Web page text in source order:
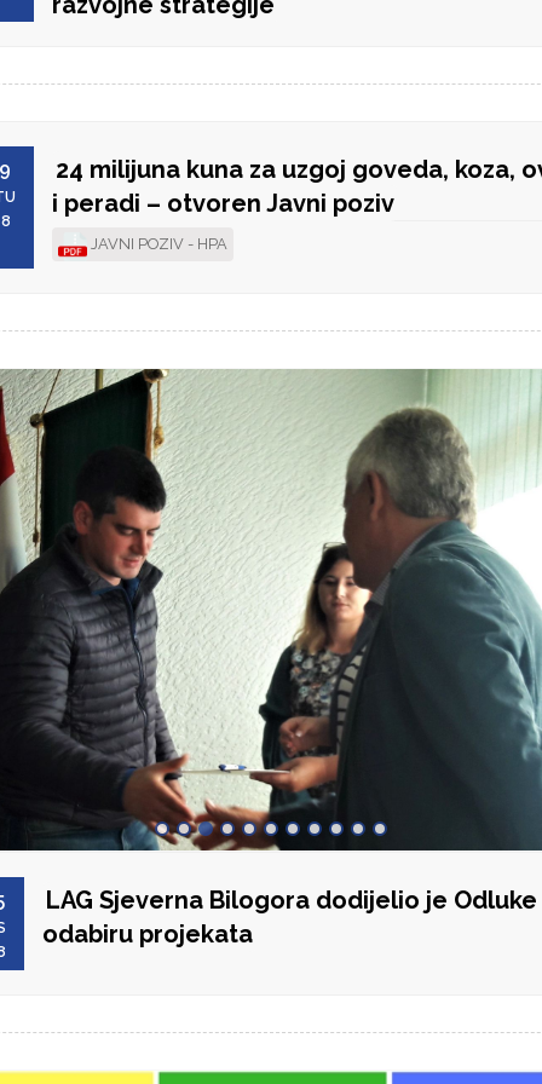
24 milijuna kuna za uzgoj goveda, koza,
i peradi – otvoren Javni poziv
JAVNI POZIV - HPA
LAG Sjeverna Bilogora dodijelio je Odluke
odabiru projekata